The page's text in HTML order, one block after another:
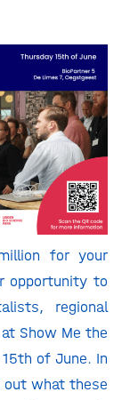
for your
opportunity to
regional
Show Me the
th of June. In
out what these